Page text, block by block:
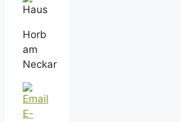
Horb
am
Neckar
E-